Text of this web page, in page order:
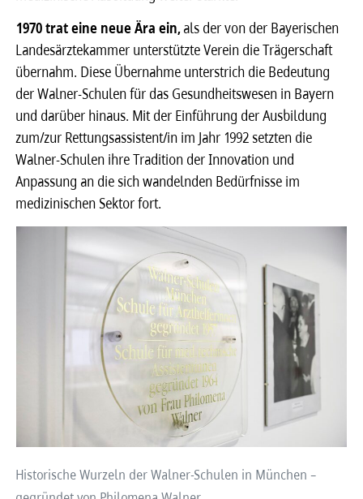
1970 trat eine neue Ära ein,als der von der Bayerischen
Landesärztekammer unterstützte Verein die Trägerschaft
übernahm. Diese Übernahme unterstrich die Bedeutung
der Walner-Schulen für das Gesundheitswesen in Bayern
und darüber hinaus. Mit der Einführung der Ausbildung
zum/zur Rettungsassistent/in im Jahr 1992 setzten die
Walner-Schulen ihre Tradition der Innovation und
Anpassung an die sich wandelnden Bedürfnisse im
medizinischen Sektor fort.
Historische Wurzeln der Walner-Schulen in München –